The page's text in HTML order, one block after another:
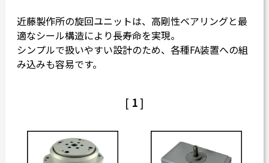
近藤製作所の旋回ユニットは、高剛性ベアリングと最
適なシール構造により長寿命を実現。
シンプルで扱いやすい設計のため、各種FA装置への組
み込みも容易です。
[ 1]
Japanese English